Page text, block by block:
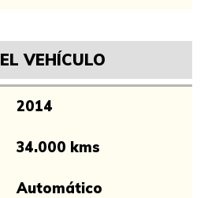
VEHÍCULO
2014
34.000 kms
Automático